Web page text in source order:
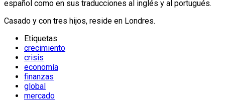
español como en sus traducciones al inglés y al portugués.
Casado y con tres hijos, reside en Londres.
Etiquetas
crecimiento
crisis
economía
finanzas
global
mercado